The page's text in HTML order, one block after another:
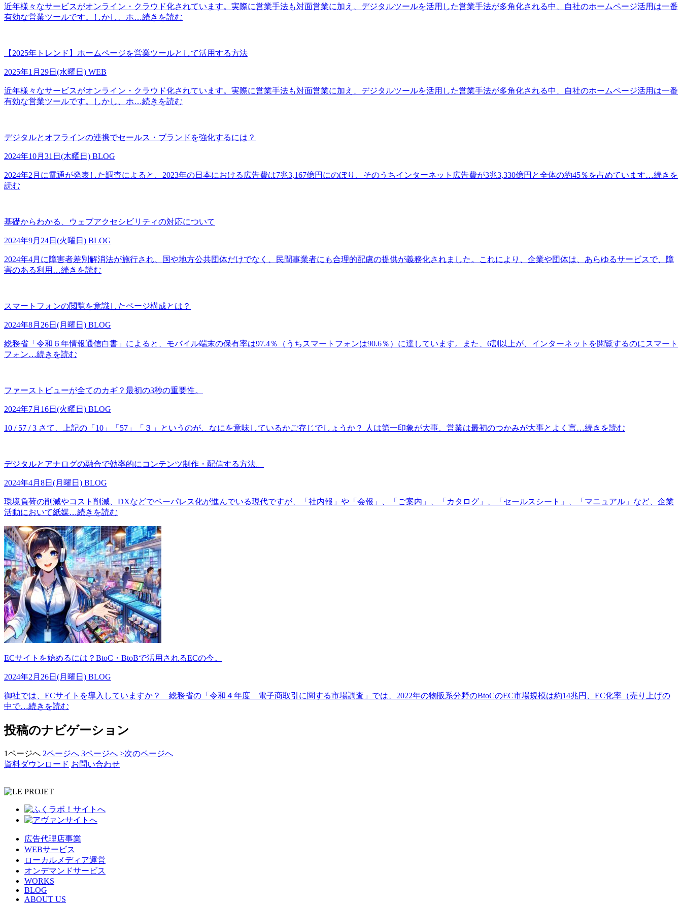
近年様々なサービスがオンライン・クラウド化されています。実際に営業手法も対面営業に加え、デジタルツールを活用した営業手法が多角化される中、自社のホームページ活用は一番
有効な営業ツールです。しかし、ホ…続きを読む
【2025年トレンド】ホームページを営業ツールとして活用する方法
2025年1月29日(水曜日) WEB
近年様々なサービスがオンライン・クラウド化されています。実際に営業手法も対面営業に加え、デジタルツールを活用した営業手法が多角化される中、自社のホームページ活用は一番
有効な営業ツールです。しかし、ホ…続きを読む
デジタルとオフラインの連携でセールス・ブランドを強化するには？
2024年10月31日(木曜日) BLOG
2024年2月に電通が発表した調査によると、2023年の日本における広告費は7兆3,167億円にのぼり、そのうちインターネット広告費が3兆3,330億円と全体の約45％を占めています…続きを
読む
基礎からわかる、ウェブアクセシビリティの対応について
2024年9月24日(火曜日) BLOG
2024年4月に障害者差別解消法が施行され、国や地方公共団体だけでなく、民間事業者にも合理的配慮の提供が義務化されました。これにより、企業や団体は、あらゆるサービスで、障
害のある利用 …続きを読む
スマートフォンの閲覧を意識したページ構成とは？
2024年8月26日(月曜日) BLOG
総務省「令和６年情報通信白書」によると、モバイル端末の保有率は97.4％（うちスマートフォンは90.6％）に達しています。また、6割以上が、インターネットを閲覧するのにスマート
フォン…続きを読む
ファーストビューが全てのカギ？最初の3秒の重要性。
2024年7月16日(火曜日) BLOG
10 / 57 / 3 さて、上記の「10」「57」「３」というのが、なにを意味しているかご存じでしょうか？ 人は第一印象が大事、営業は最初のつかみが大事とよく言…続きを読む
デジタルとアナログの融合で効率的にコンテンツ制作・配信する方法。
2024年4月8日(月曜日) BLOG
環境負荷の削減やコスト削減、DXなどでペーパレス化が進んでいる現代ですが、「社内報」や「会報」、「ご案内」、「カタログ」、「セールスシート」、「マニュアル」など、企業
活動において紙媒…続きを読む
ECサイトを始めるには？BtoC・BtoBで活用されるECの今。
2024年2月26日(月曜日) BLOG
御社では、ECサイトを導入していますか？ 総務省の「令和４年度 電子商取引に関する市場調査」では、2022年の物販系分野のBtoCのEC市場規模は約14兆円、EC化率（売り上げの
中で…続きを読む
投稿のナビゲーション
1ページへ 2ページへ 3ページへ >次のページへ
資料ダウンロード お問い合わせ
広告代理店事業
WEBサービス
ローカルメディア運営
オンデマンドサービス
WORKS
BLOG
ABOUT US